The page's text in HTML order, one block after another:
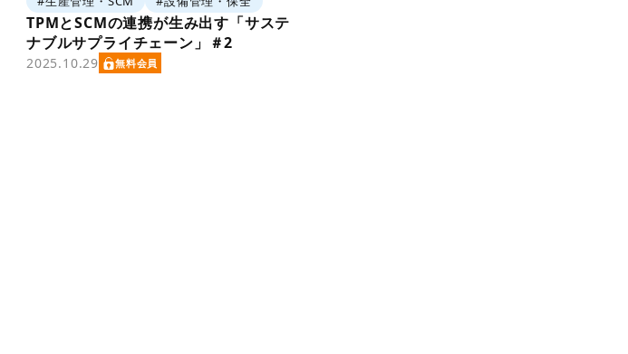
TPMとSCMの連携が生み出す「サステ
ナブルサプライチェーン」＃2
2025.10.29 無料会員